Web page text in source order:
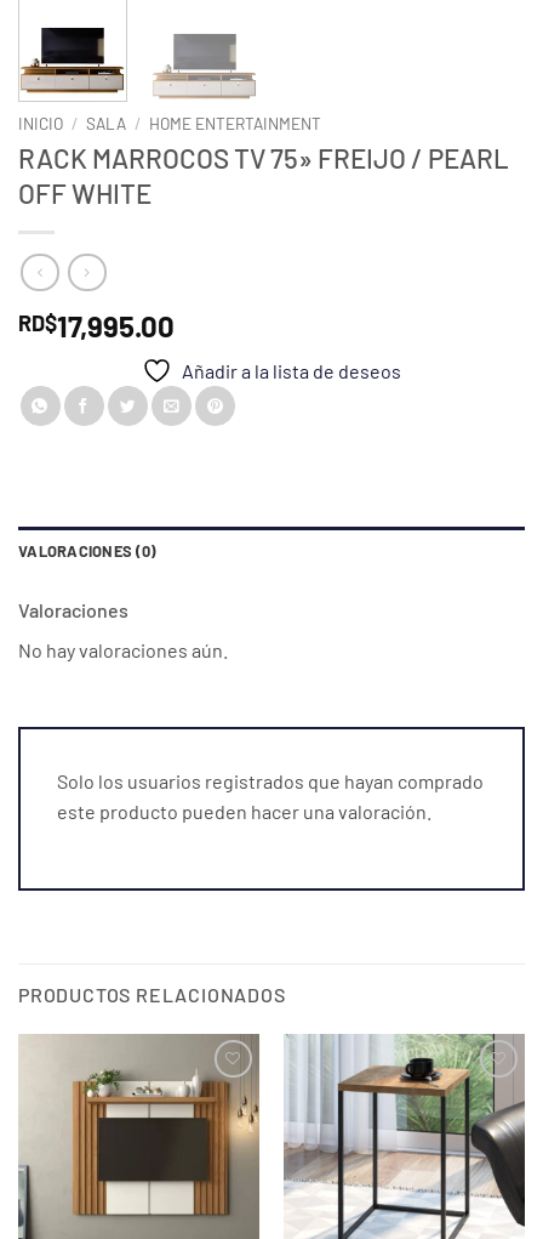
INICIO / SALA / HOME ENTERTAINMENT
RACK MARROCOS TV 75» FREIJO / PEARL
OFF WHITE
RD$17,995.00
Añadir a la lista de deseos
VALORACIONES (0)
Valoraciones
No hay valoraciones aún.
Solo los usuarios registrados que hayan comprado
este producto pueden hacer una valoración.
PRODUCTOS RELACIONADOS